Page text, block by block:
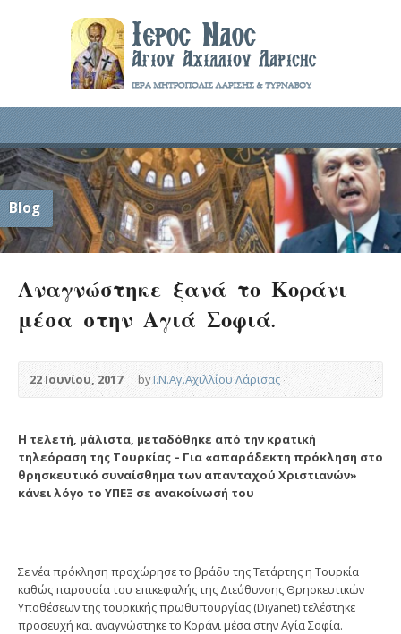
Blog
Αναγνώστηκε ξανά το Κοράνι
μέσα στην Αγιά Σοφιά.
22 Ιουνίου, 2017 byΙ.Ν.Αγ.Αχιλλίου Λάρισας
Η τελετή, μάλιστα, μεταδόθηκε από την κρατική
τηλεόραση της Τουρκίας – Για «απαράδεκτη πρόκληση στο
θρησκευτικό συναίσθημα των απανταχού Χριστιανών»
κάνει λόγο το ΥΠΕΞ σε ανακοίνωσή του
Σε νέα πρόκληση προχώρησε το βράδυ της Τετάρτης η Τουρκία
καθώς παρουσία του επικεφαλής της Διεύθυνσης Θρησκευτικών
Υποθέσεων της τουρκικής πρωθυπουργίας (Diyanet) τελέστηκε
προσευχή και αναγνώστηκε το Κοράνι μέσα στην Αγία Σοφία.